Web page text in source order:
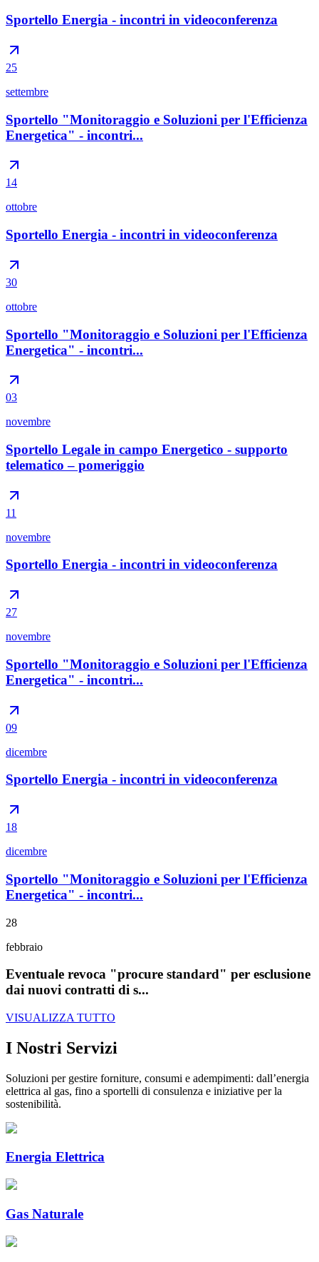
Sportello Energia - incontri in videoconferenza
25
settembre
Sportello "Monitoraggio e Soluzioni per l'Efficienza
Energetica" - incontri...
14
ottobre
Sportello Energia - incontri in videoconferenza
30
ottobre
Sportello "Monitoraggio e Soluzioni per l'Efficienza
Energetica" - incontri...
03
novembre
Sportello Legale in campo Energetico - supporto
telematico – pomeriggio
11
novembre
Sportello Energia - incontri in videoconferenza
27
novembre
Sportello "Monitoraggio e Soluzioni per l'Efficienza
Energetica" - incontri...
09
dicembre
Sportello Energia - incontri in videoconferenza
18
dicembre
Sportello "Monitoraggio e Soluzioni per l'Efficienza
Energetica" - incontri...
28
febbraio
Eventuale revoca "procure standard" per esclusione
dai nuovi contratti di s...
VISUALIZZA TUTTO
I Nostri Servizi
Soluzioni per gestire forniture, consumi e adempimenti: dall’energia
elettrica al gas, fino a sportelli di consulenza e iniziative per la
sostenibilità.
Energia Elettrica
Gas Naturale